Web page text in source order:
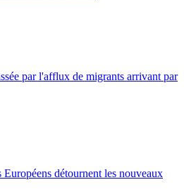
par l'afflux de migrants arrivant par
Européens détournent les nouveaux